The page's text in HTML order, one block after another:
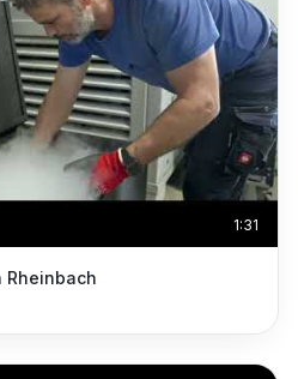
1:31
Rheinbach